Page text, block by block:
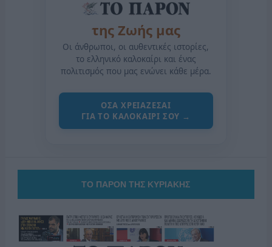
της Ζωής μας
Οι άνθρωποι, οι αυθεντικές ιστορίες,
το ελληνικό καλοκαίρι και ένας
πολιτισμός που μας ενώνει κάθε μέρα.
ΟΣΑ ΧΡΕΙΑΖΕΣΑΙ
ΓΙΑ ΤΟ ΚΑΛΟΚΑΙΡΙ ΣΟΥ →
ΤΟ ΠΑΡΟΝ ΤΗΣ ΚΥΡΙΑΚΗΣ